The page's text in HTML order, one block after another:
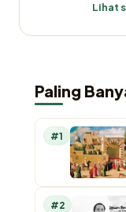
Lihat
Paling
#1
#2